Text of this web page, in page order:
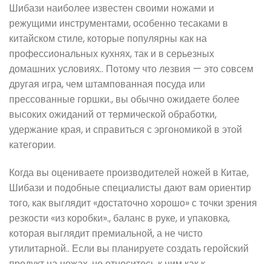
Шибази наиболее известен своими ножами и
режущими инструментами, особенно тесаками в
китайском стиле, которые популярны как на
профессиональных кухнях, так и в серьезных
домашних условиях.. Потому что лезвия — это совсем
другая игра, чем штампованная посуда или
прессованные горшки., вы обычно ожидаете более
высоких ожиданий от термической обработки,
удержание края, и справиться с эргономикой в ​​этой
категории.
Когда вы оцениваете производителей ножей в Китае,
Шибази и подобные специалисты дают вам ориентир
того, как выглядит «достаточно хорошо» с точки зрения
резкости «из коробки»., баланс в руке, и упаковка,
которая выглядит премиальной, а не чисто
утилитарной.. Если вы планируете создать геройский